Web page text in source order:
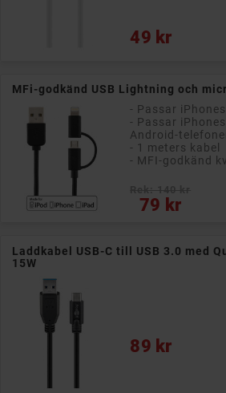
49 kr
Pris
MFi-godkänd USB Lightning och
- Passar
- Passar
Android-
- 1 meters kabel
- MFI-godkänd
79 kr
Pris
Laddkabel USB-C till USB 3.0 med
15W
89 kr
Pris